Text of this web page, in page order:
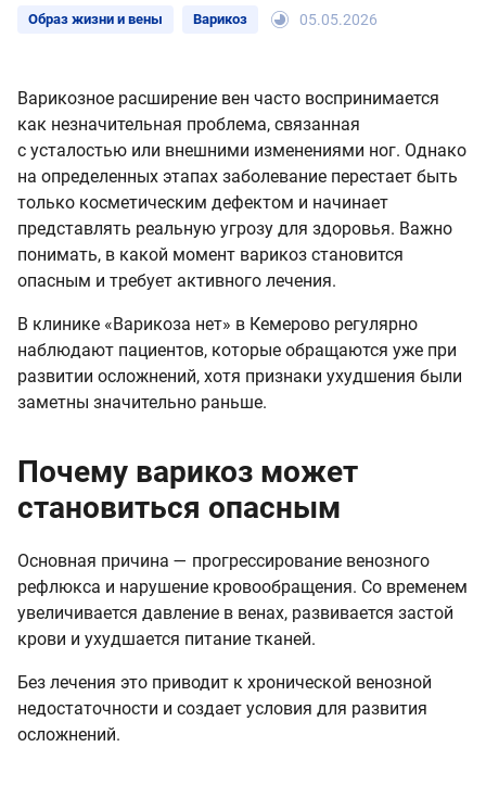
Образ жизни и вены Варикоз 05.05.2026
Варикозное расширение вен часто воспринимается
как незначительная проблема, связанная
с усталостью или внешними изменениями ног. Однако
на определенных этапах заболевание перестает быть
только косметическим дефектом и начинает
представлять реальную угрозу для здоровья. Важно
понимать, в какой момент варикоз становится
опасным и требует активного лечения.
В клинике «Варикоза нет» в Кемерово регулярно
наблюдают пациентов, которые обращаются уже при
развитии осложнений, хотя признаки ухудшения были
заметны значительно раньше.
Почему варикоз может
становиться опасным
Основная причина — прогрессирование венозного
рефлюкса и нарушение кровообращения. Со временем
увеличивается давление в венах, развивается застой
крови и ухудшается питание тканей.
Без лечения это приводит к хронической венозной
недостаточности и создает условия для развития
осложнений.